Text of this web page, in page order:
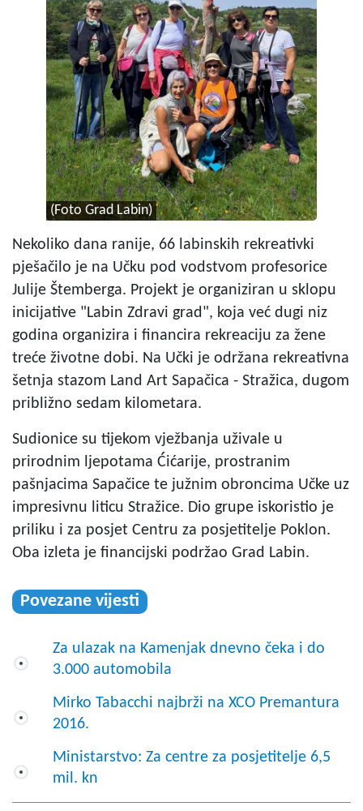
(Foto Grad Labin)
Nekoliko dana ranije, 66 labinskih rekreativki
pješačilo je na Učku pod vodstvom profesorice
Julije Štemberga. Projekt je organiziran u sklopu
inicijative "Labin Zdravi grad", koja već dugi niz
godina organizira i financira rekreaciju za žene
treće životne dobi. Na Učki je održana rekreativna
šetnja stazom Land Art Sapačica - Stražica, dugom
približno sedam kilometara.
Sudionice su tijekom vježbanja uživale u
prirodnim ljepotama Ćićarije, prostranim
pašnjacima Sapačice te južnim obroncima Učke uz
impresivnu liticu Stražice. Dio grupe iskoristio je
priliku i za posjet Centru za posjetitelje Poklon.
Oba izleta je financijski podržao Grad Labin.
Povezane vijesti
Za ulazak na Kamenjak dnevno čeka i do
3.000 automobila
Mirko Tabacchi najbrži na XCO Premantura
2016.
Ministarstvo: Za centre za posjetitelje 6,5
mil. kn